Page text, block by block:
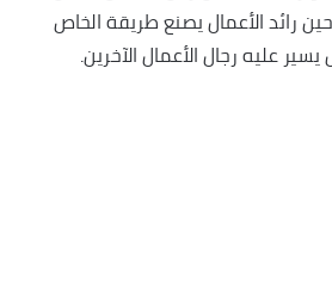
رائد الأعمال يصنع طريقة الخاص
عليه رجال الأعمال الآخرين.